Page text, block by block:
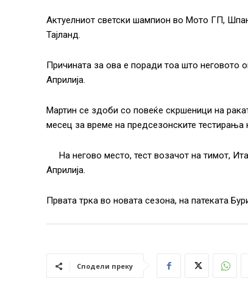
Актуелниот светски шампион во Мото ГП,
Тајланд.
Причината за ова е поради тоа што неговото
Априлија.
Мартин се здоби со повеќе скршеници на
месец за време на предсезонските тестирања
Нa негово место, тест возачот на тимот,
Априлија.
Првата трка во новата сезона, на патеката
Сподели преку